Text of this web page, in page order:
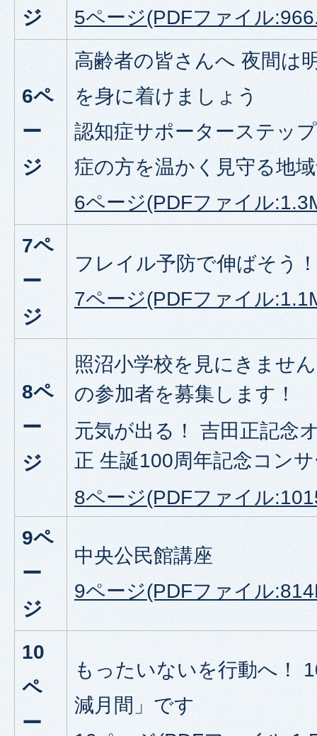
ジ
5ページ(PDFファイル
6ペ
ー
ジ
高齢者の皆さんへ 夜間は
を身に着けましょう
認知症サポーターステッ
症の方を温かく見守る地
6ページ(PDFファイル
7ペ
ー
ジ
フレイル予防で伸ばそう
7ページ(PDFファイル
8ペ
ー
ジ
照沼小学校を見にきませ
の参加者を募集します！
元気が出る！ 吉田正記念
正 生誕100周年記念コン
8ページ(PDFファイル
9ペ
ー
ジ
中央公民館講座
9ページ(PDFファイル
10
ペ
ー
もったいないを行動へ！
減月間」です